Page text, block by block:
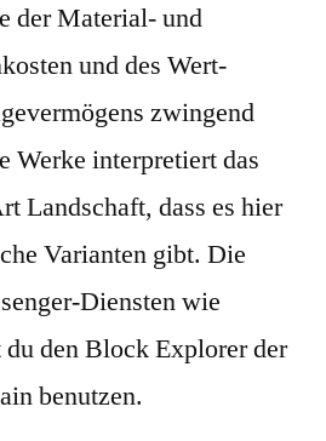
der Material- und
und des Wert-
zwingend
Werke interpretiert das
Landschaft, dass es hier
Varianten gibt. Die
Diensten wie
den Block Explorer der
benutzen.